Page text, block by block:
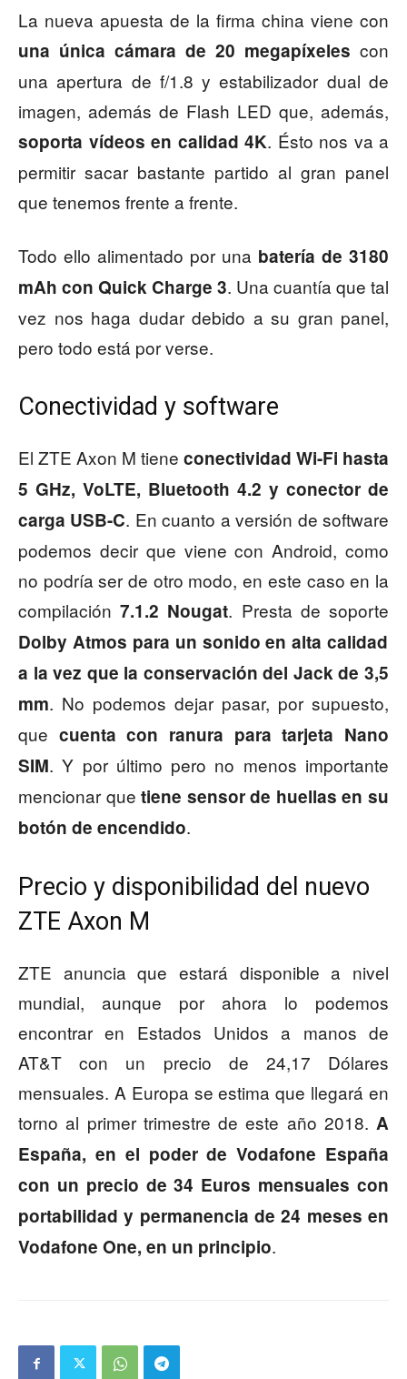
La nueva apuesta de la firma china viene con
una única cámara de 20 megapíxeles con
una apertura de f/1.8 y estabilizador dual de
imagen, además de Flash LED que, además,
soporta vídeos en calidad 4K. Ésto nos va a
permitir sacar bastante partido al gran panel
que tenemos frente a frente.
Todo ello alimentado por una batería de 3180
mAh con Quick Charge 3. Una cuantía que tal
vez nos haga dudar debido a su gran panel,
pero todo está por verse.
Conectividad y software
El ZTE Axon M tiene conectividad Wi-Fi hasta
5 GHz, VoLTE, Bluetooth 4.2 y conector de
carga USB-C. En cuanto a versión de software
podemos decir que viene con Android, como
no podría ser de otro modo, en este caso en la
compilación7.1.2 Nougat. Presta de soporte
Dolby Atmos para un sonido en alta calidad
a la vez que la conservación del Jack de 3,5
mm. No podemos dejar pasar, por supuesto,
que cuenta con ranura para tarjeta Nano
SIM. Y por último pero no menos importante
mencionar quetiene sensor de huellas en su
botón de encendido.
Precio y disponibilidad del nuevo
ZTE Axon M
ZTE anuncia que estará disponible a nivel
mundial, aunque por ahora lo podemos
encontrar en Estados Unidos a manos de
AT&T con un precio de 24,17 Dólares
mensuales. A Europa se estima que llegará en
torno al primer trimestre de este año 2018. A
España, en el poder de Vodafone España
con un precio de 34 Euros mensuales con
portabilidad y permanencia de 24 meses en
Vodafone One, en un principio.